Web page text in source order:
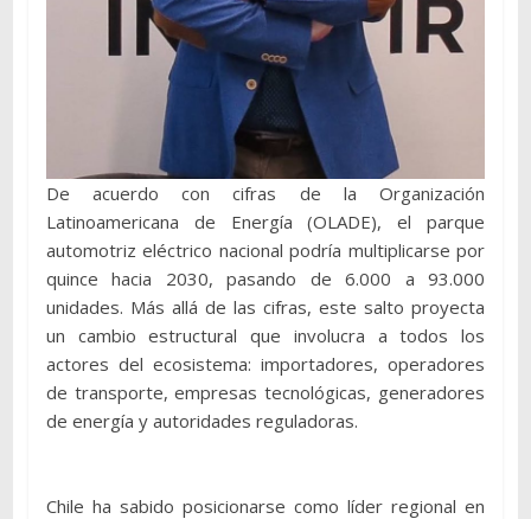
De acuerdo con cifras de la Organización
Latinoamericana de Energía (OLADE), el parque
automotriz eléctrico nacional podría multiplicarse por
quince hacia 2030, pasando de 6.000 a 93.000
unidades. Más allá de las cifras, este salto proyecta
un cambio estructural que involucra a todos los
actores del ecosistema: importadores, operadores
de transporte, empresas tecnológicas, generadores
de energía y autoridades reguladoras.
Chile ha sabido posicionarse como líder regional en